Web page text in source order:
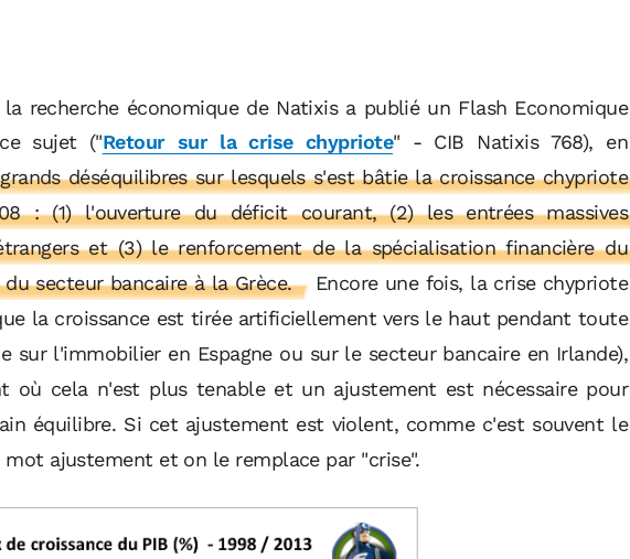
la recherche économique de Natixis a publié un Flash Economique
sujet ("Retour sur la crise chypriote" - CIB Natixis 768), en
déséquilibres sur lesquels s'est bâtie la croissance chypriote
: (1) l'ouverture du déficit courant, (2) les entrées massives
et (3) le renforcement de la spécialisation financière du
secteur bancaire à la Grèce.
Encore une fois, la crise chypriote
la croissance est tirée artificiellement vers le haut pendant toute
sur l'immobilier en Espagne ou sur le secteur bancaire en Irlande),
où cela n'est plus tenable et un ajustement est nécessaire pour
équilibre. Si cet ajustement est violent, comme c'est souvent le
mot ajustement et on le remplace par "crise".